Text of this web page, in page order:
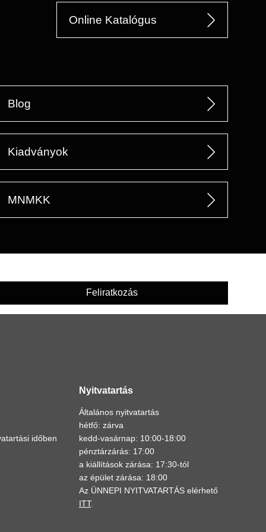
Online Katalógus
Blog
Kiadványok
MNMKK
Feliratkozás
időben
Nyitvatartás
Általános nyitvatartás
hétfő: zárva
kedd-vasárnap: 10:00-18:00
pénztárzárás: 17:00
a kiállítások zárása: 17:30-tól
az épület zárása: 18:00
Az ÜNNEPI NYITVATARTÁS elérhető
ITT.